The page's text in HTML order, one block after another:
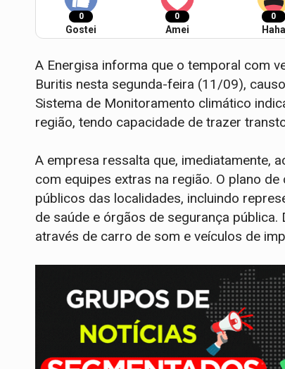
0
Gostei
0
Amei
0
Haha
A Energisa informa que o temporal com
Buritis nesta segunda-feira (11/09),
Sistema de Monitoramento climático
região, tendo capacidade de trazer
A empresa ressalta que, imediatamente,
com equipes extras na região. O plano
públicos das localidades, incluindo
de saúde e órgãos de segurança
através de carro de som e veículos de